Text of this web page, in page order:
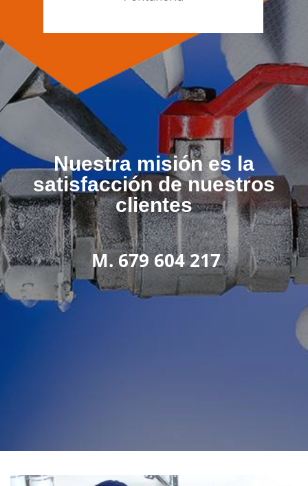
Nuestra misión es la
satisfacción de nuestros
clientes
M. 679 604 217